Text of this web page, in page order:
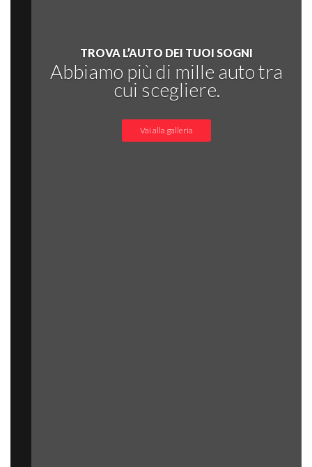
TROVA L’AUTO DEI TUOI SOGNI
Abbiamo più di mille auto tra
cui scegliere.
Vai alla galleria